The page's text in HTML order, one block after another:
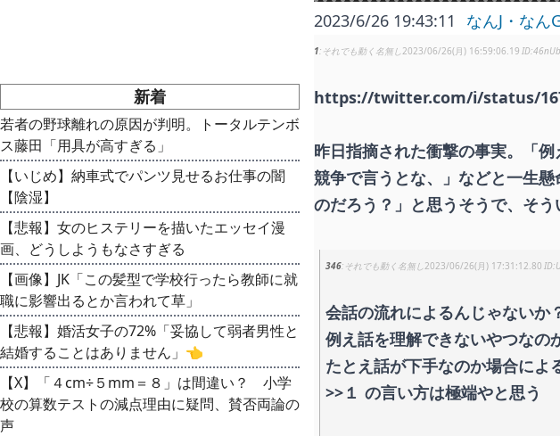
2023/6/26 19:43:11 なんJ・なん
1 それでも動く名無し2023/06/26(月) 16:59:06.19
https://twitter.com/i/status/
昨日指摘された衝撃の事実。「
競争で言うとな、」などと一生
のだろう？」と思うそうで、そう
346 それでも動く名無し2023/06/26(月) 17:31:12.80
会話の流れによるんじゃないか
例え話を理解できないやつなの
たとえ話が下手なのか場合によ
>>１ の言い方は極端やと思う
新着
若者の野球離れの原因が判明。トータルテンボ
ス藤田「用具が高すぎる」
【いじめ】納車式でパンツ見せるお仕事の闇
【陰湿】
【悲報】女のヒステリーを描いたエッセイ漫
画、どうしようもなさすぎる
【画像】JK「この髪型で学校行ったら教師に就
職に影響出るとか言われて草」
【悲報】婚活女子の72%「妥協して弱者男性と
結婚することはありません」👈
【X】「４cm÷５mm＝８」は間違い？ 小学
校の算数テストの減点理由に疑問、賛否両論の
声